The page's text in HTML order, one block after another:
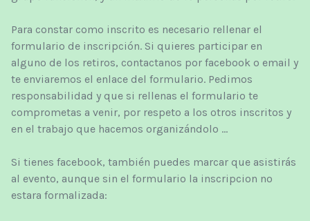
Para constar como inscrito es necesario rellenar el
formulario de inscripción. Si quieres participar en
alguno de los retiros, contactanos por facebook o email y
te enviaremos el enlace del formulario. Pedimos
responsabilidad y que si rellenas el formulario te
comprometas a venir, por respeto a los otros inscritos y
en el trabajo que hacemos organizándolo ...
Si tienes facebook, también puedes marcar que asistirás
al evento, aunque sin el formulario la inscripcion no
estara formalizada: